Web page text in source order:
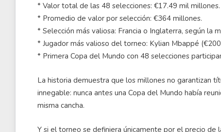
* Valor total de las 48 selecciones: €17.49 mil millones.
* Promedio de valor por selección: €364 millones.
* Selección más valiosa: Francia o Inglaterra, según la
* Jugador más valioso del torneo: Kylian Mbappé
* Primera Copa del Mundo con 48 selecciones
La historia demuestra que los millones no garantizan
innegable: nunca antes una Copa del Mundo había
misma cancha.
Y si el torneo se definiera únicamente por el precio de